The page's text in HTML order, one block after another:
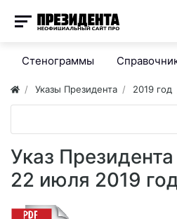
Стенограммы
Указы Президента 2019 год
Указ
22 июля 2019